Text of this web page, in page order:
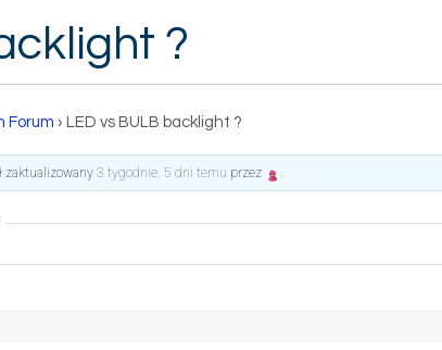
?
Forum › LED vs BULB backlight ?
zaktualizowany3 tygodnie, 5 dni temu przez .